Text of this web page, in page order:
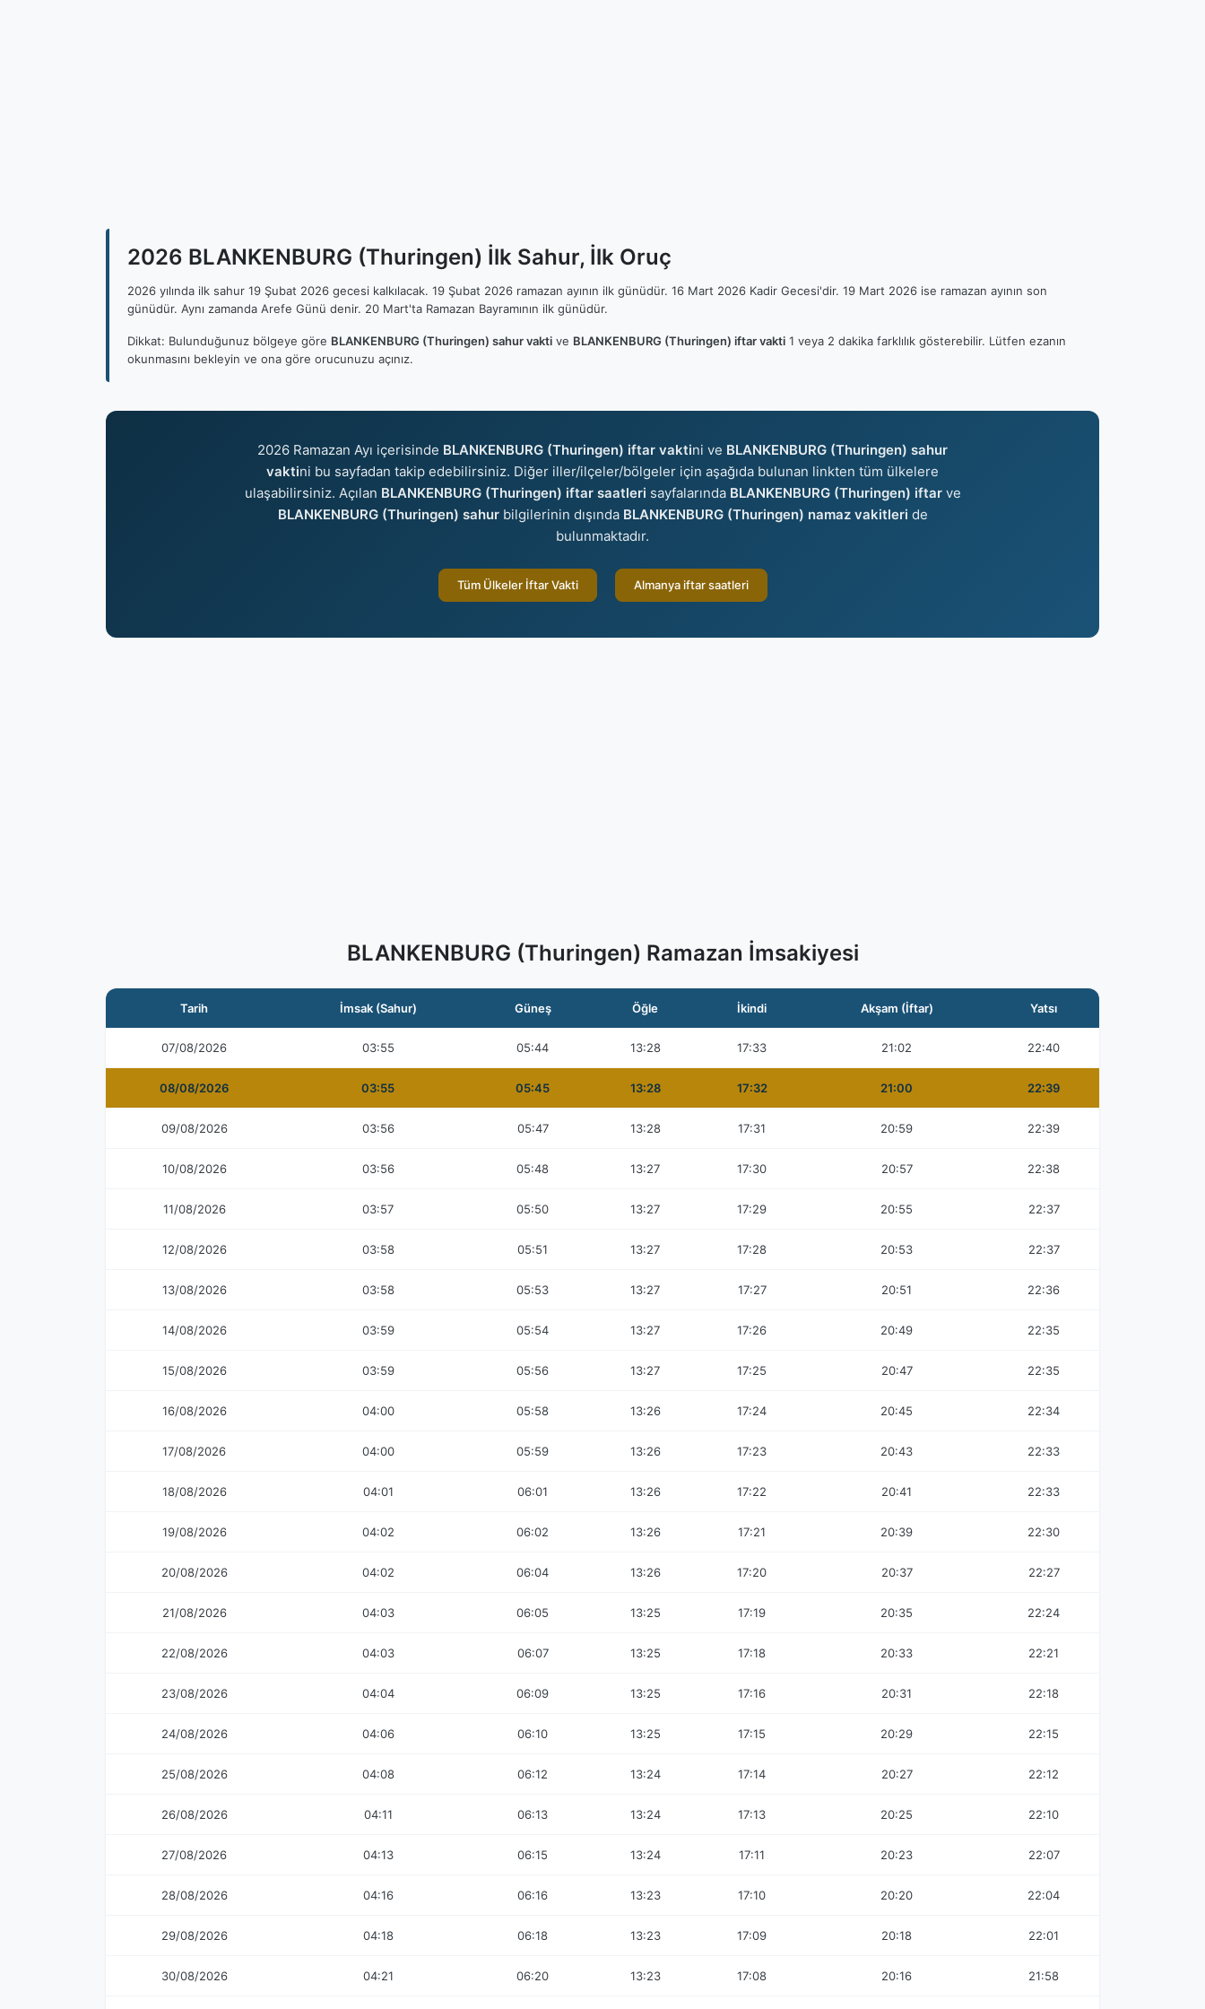
2026 BLANKENBURG (Thuringen) İlk Sahur, İlk Oruç
2026 yılında ilk sahur 19 Şubat 2026 gecesi kalkılacak. 19 Şubat 2026 ramazan ayının ilk günüdür. 16 Mart 2026 Kadir Gecesi'dir. 19 Mart 2026 ise ramazan ayının son
günüdür. Aynı zamanda Arefe Günü denir. 20 Mart'ta Ramazan Bayramının ilk günüdür.
Dikkat: Bulunduğunuz bölgeye göre BLANKENBURG (Thuringen) sahur vakti ve BLANKENBURG (Thuringen) iftar vakti 1 veya 2 dakika farklılık gösterebilir. Lütfen ezanın
okunmasını bekleyin ve ona göre orucunuzu açınız.
2026 Ramazan Ayı içerisinde BLANKENBURG (Thuringen) iftar vaktini ve BLANKENBURG (Thuringen) sahur
vaktini bu sayfadan takip edebilirsiniz. Diğer iller/ilçeler/bölgeler için aşağıda bulunan linkten tüm ülkelere
ulaşabilirsiniz. Açılan BLANKENBURG (Thuringen) iftar saatleri sayfalarında BLANKENBURG (Thuringen) iftarve
BLANKENBURG (Thuringen) sahurbilgilerinin dışında BLANKENBURG (Thuringen) namaz vakitleri de
bulunmaktadır.
Tüm Ülkeler İftar Vakti Almanya iftar saatleri
BLANKENBURG (Thuringen) Ramazan İmsakiyesi
Tarih İmsak (Sahur) Güneş Öğle İkindi Akşam (İftar) Yatsı
07/08/2026 03:55 05:44 13:28 17:33 21:02 22:40
08/08/2026 03:55 05:45 13:28 17:32 21:00 22:39
09/08/2026 03:56 05:47 13:28 17:31 20:59 22:39
10/08/2026 03:56 05:48 13:27 17:30 20:57 22:38
11/08/2026 03:57 05:50 13:27 17:29 20:55 22:37
12/08/2026 03:58 05:51 13:27 17:28 20:53 22:37
13/08/2026 03:58 05:53 13:27 17:27 20:51 22:36
14/08/2026 03:59 05:54 13:27 17:26 20:49 22:35
15/08/2026 03:59 05:56 13:27 17:25 20:47 22:35
16/08/2026 04:00 05:58 13:26 17:24 20:45 22:34
17/08/2026 04:00 05:59 13:26 17:23 20:43 22:33
18/08/2026 04:01 06:01 13:26 17:22 20:41 22:33
19/08/2026 04:02 06:02 13:26 17:21 20:39 22:30
20/08/2026 04:02 06:04 13:26 17:20 20:37 22:27
21/08/2026 04:03 06:05 13:25 17:19 20:35 22:24
22/08/2026 04:03 06:07 13:25 17:18 20:33 22:21
23/08/2026 04:04 06:09 13:25 17:16 20:31 22:18
24/08/2026 04:06 06:10 13:25 17:15 20:29 22:15
25/08/2026 04:08 06:12 13:24 17:14 20:27 22:12
26/08/2026 04:11 06:13 13:24 17:13 20:25 22:10
27/08/2026 04:13 06:15 13:24 17:11 20:23 22:07
28/08/2026 04:16 06:16 13:23 17:10 20:20 22:04
29/08/2026 04:18 06:18 13:23 17:09 20:18 22:01
30/08/2026 04:21 06:20 13:23 17:08 20:16 21:58